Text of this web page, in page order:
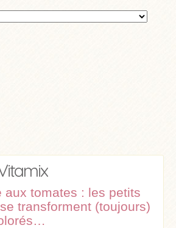
aux tomates : les petits
transforment (toujours)